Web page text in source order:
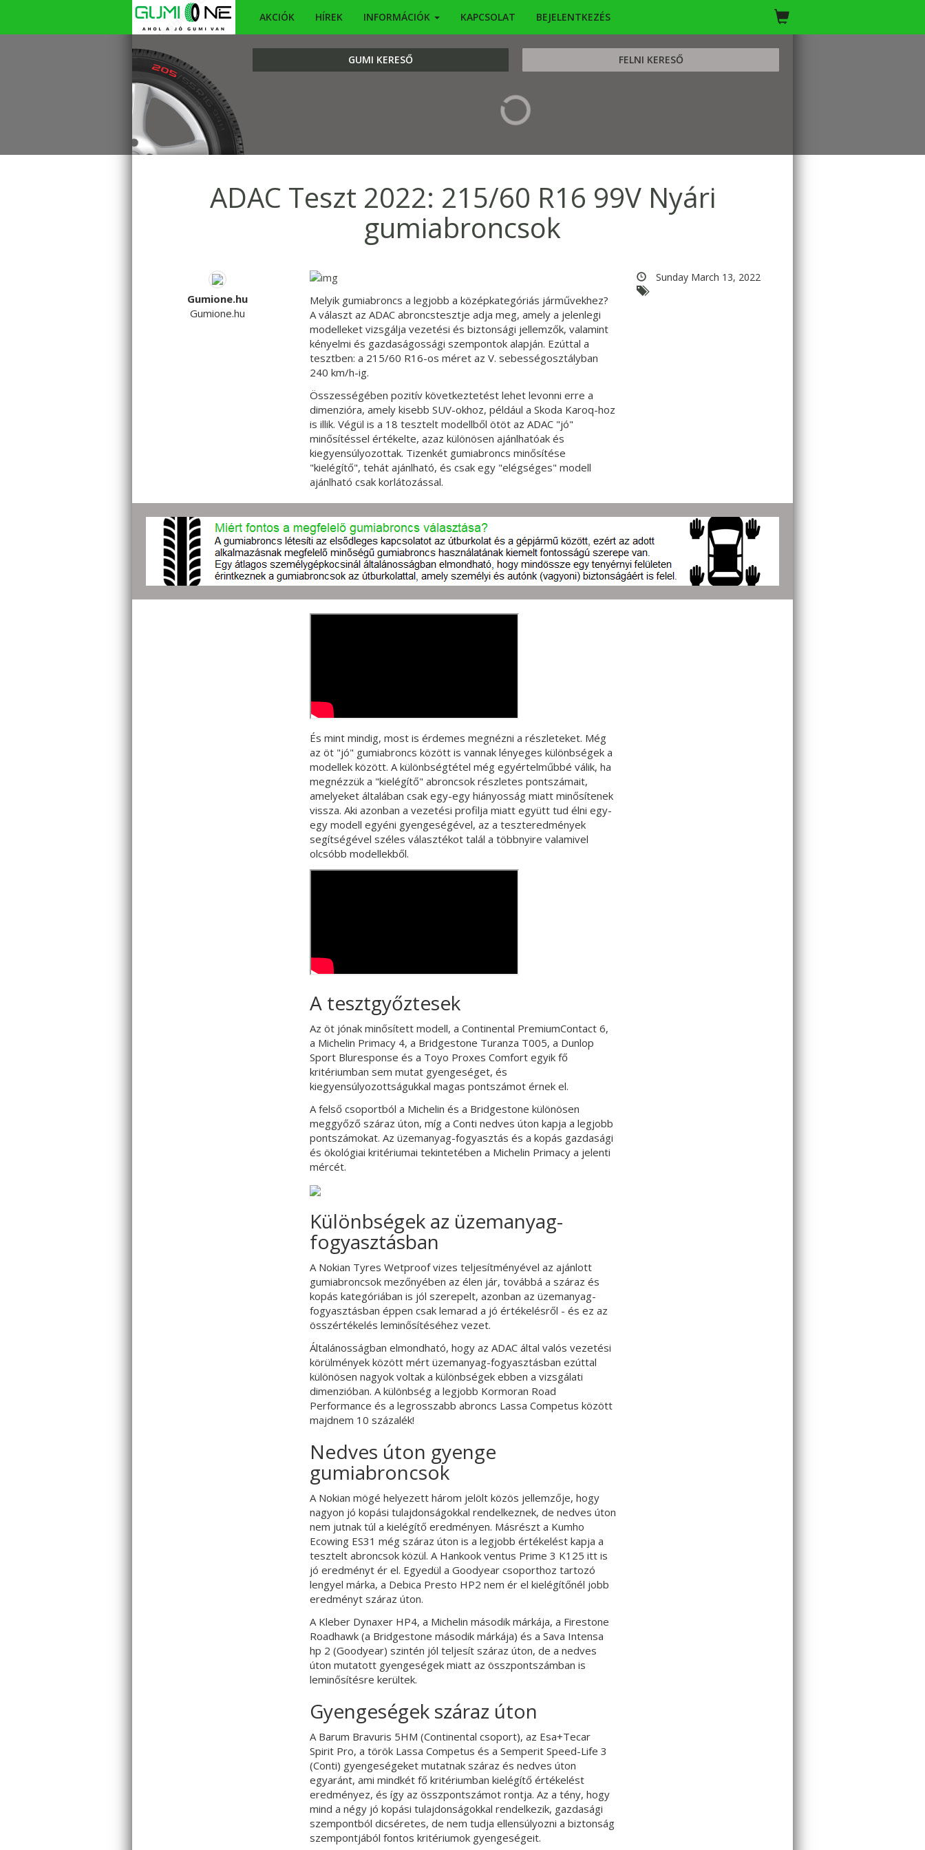
AKCIÓK HÍREK INFORMÁCIÓK KAPCSOLAT BEJELENTKEZÉS
GUMI KERESŐ FELNI KERESŐ
KERESÉS
ADAC Teszt 2022: 215/60 R16 99V Nyári
gumiabroncsok
Gumione.hu
Gumione.hu
Melyik gumiabroncs a legjobb a középkategóriás járművekhez?
A választ az ADAC abroncstesztje adja meg, amely a jelenlegi
modelleket vizsgálja vezetési és biztonsági jellemzők, valamint
kényelmi és gazdaságossági szempontok alapján. Ezúttal a
tesztben: a 215/60 R16-os méret az V. sebességosztályban
240 km/h-ig.
Összességében pozitív következtetést lehet levonni erre a
dimenzióra, amely kisebb SUV-okhoz, például a Skoda Karoq-hoz
is illik. Végül is a 18 tesztelt modellből ötöt az ADAC "jó"
minősítéssel értékelte, azaz különösen ajánlhatóak és
kiegyensúlyozottak. Tizenkét gumiabroncs minősítése
"kielégítő", tehát ajánlható, és csak egy "elégséges" modell
ajánlható csak korlátozással.
Sunday March 13, 2022
És mint mindig, most is érdemes megnézni a részleteket. Még
az öt "jó" gumiabroncs között is vannak lényeges különbségek a
modellek között. A különbségtétel még egyértelműbbé válik, ha
megnézzük a "kielégítő" abroncsok részletes pontszámait,
amelyeket általában csak egy-egy hiányosság miatt minősítenek
vissza. Aki azonban a vezetési profilja miatt együtt tud élni egy-
egy modell egyéni gyengeségével, az a teszteredmények
segítségével széles választékot talál a többnyire valamivel
olcsóbb modellekből.
A tesztgyőztesek
Az öt jónak minősített modell, a Continental PremiumContact 6,
a Michelin Primacy 4, a Bridgestone Turanza T005, a Dunlop
Sport Bluresponse és a Toyo Proxes Comfort egyik fő
kritériumban sem mutat gyengeséget, és
kiegyensúlyozottságukkal magas pontszámot érnek el.
A felső csoportból a Michelin és a Bridgestone különösen
meggyőző száraz úton, míg a Conti nedves úton kapja a legjobb
pontszámokat. Az üzemanyag-fogyasztás és a kopás gazdasági
és ökológiai kritériumai tekintetében a Michelin Primacy a jelenti
mércét.
Különbségek az üzemanyag-
fogyasztásban
A Nokian Tyres Wetproof vizes teljesítményével az ajánlott
gumiabroncsok mezőnyében az élen jár, továbbá a száraz és
kopás kategóriában is jól szerepelt, azonban az üzemanyag-
fogyasztásban éppen csak lemarad a jó értékelésről - és ez az
összértékelés leminősítéséhez vezet.
Általánosságban elmondható, hogy az ADAC által valós vezetési
körülmények között mért üzemanyag-fogyasztásban ezúttal
különösen nagyok voltak a különbségek ebben a vizsgálati
dimenzióban. A különbség a legjobb Kormoran Road
Performance és a legrosszabb abroncs Lassa Competus között
majdnem 10 százalék!
Nedves úton gyenge
gumiabroncsok
A Nokian mögé helyezett három jelölt közös jellemzője, hogy
nagyon jó kopási tulajdonságokkal rendelkeznek, de nedves úton
nem jutnak túl a kielégítő eredményen. Másrészt a Kumho
Ecowing ES31 még száraz úton is a legjobb értékelést kapja a
tesztelt abroncsok közül. A Hankook ventus Prime 3 K125 itt is
jó eredményt ér el. Egyedül a Goodyear csoporthoz tartozó
lengyel márka, a Debica Presto HP2 nem ér el kielégítőnél jobb
eredményt száraz úton.
A Kleber Dynaxer HP4, a Michelin második márkája, a Firestone
Roadhawk (a Bridgestone második márkája) és a Sava Intensa
hp 2 (Goodyear) szintén jól teljesít száraz úton, de a nedves
úton mutatott gyengeségek miatt az összpontszámban is
leminősítésre kerültek.
Gyengeségek száraz úton
A Barum Bravuris 5HM (Continental csoport), az Esa+Tecar
Spirit Pro, a török Lassa Competus és a Semperit Speed-Life 3
(Conti) gyengeségeket mutatnak száraz és nedves úton
egyaránt, ami mindkét fő kritériumban kielégítő értékelést
eredményez, és így az összpontszámot rontja. Az a tény, hogy
mind a négy jó kopási tulajdonságokkal rendelkezik, gazdasági
szempontból dicséretes, de nem tudja ellensúlyozni a biztonság
szempontjából fontos kritériumok gyengeségeit.